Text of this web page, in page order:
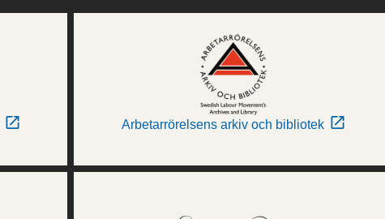
Arbetarrörelsens arkiv och bibliotek